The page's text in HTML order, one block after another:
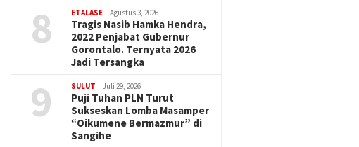
8 ETALASE Agustus 3, 2026
Tragis Nasib Hamka Hendra,
2022 Penjabat Gubernur
Gorontalo. Ternyata 2026
Jadi Tersangka
9 SULUT Juli 29, 2026
Puji Tuhan PLN Turut
Sukseskan Lomba Masamper
“Oikumene Bermazmur” di
Sangihe